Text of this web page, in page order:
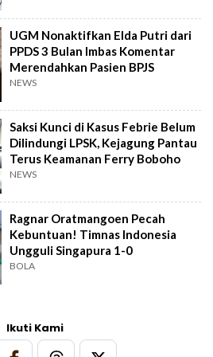
UGM Nonaktifkan Elda Putri dari
PPDS 3 Bulan Imbas Komentar
Merendahkan Pasien BPJS
NEWS
Saksi Kunci di Kasus Febrie Belum
Dilindungi LPSK, Kejagung Pantau
Terus Keamanan Ferry Boboho
NEWS
Ragnar Oratmangoen Pecah
Kebuntuan! Timnas Indonesia
Ungguli Singapura 1-0
BOLA
Ikuti Kami